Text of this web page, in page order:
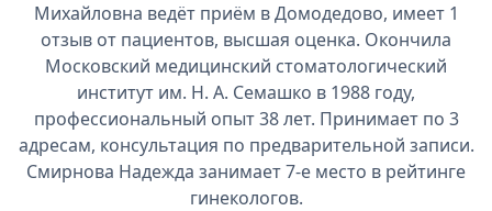
Михайловна ведёт приём в Домодедово, имеет 1
отзыв от пациентов, высшая оценка. Окончила
Московский медицинский стоматологический
институт им. Н. А. Семашко в 1988 году,
профессиональный опыт 38 лет. Принимает по 3
адресам, консультация по предварительной записи.
Смирнова Надежда занимает 7-е место в рейтинге
гинекологов.